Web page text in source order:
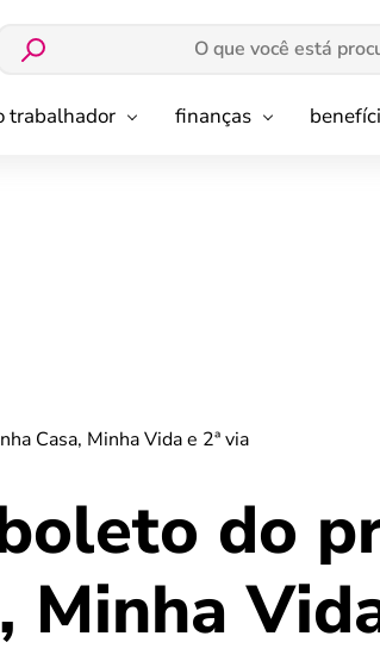
trabalhador finanças
Casa, Minha Vida e 2ª via
do
Minha